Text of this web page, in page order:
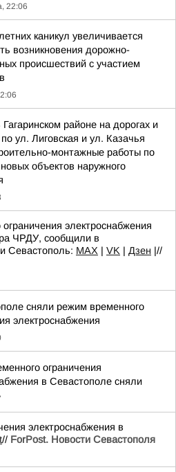
22:06
каникул увеличивается
возникновения дорожно-
происшествий с участием
Гагаринском районе на дорогах и
ул. Лиговская и ул. Казачья
монтажные работы по
объектов наружного
электроснабжения
ЧРДУ, сообщили в
Севастополь: MAX | VK | Дзен |//
сняли режим временного
электроснабжения
ограничения
в Севастополе сняли
электроснабжения в
// ForPost. Новости Севастополя